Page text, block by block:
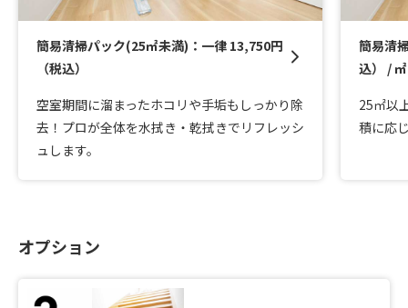
簡易清掃パック(25㎡未満)：一律 13,750円
（税込）
空室期間に溜まったホコリや手垢もしっかり除
去！プロが全体を水拭き・乾拭きでリフレッシ
ュします。
簡易清
込） / ㎡
25㎡以
積に応
オプション